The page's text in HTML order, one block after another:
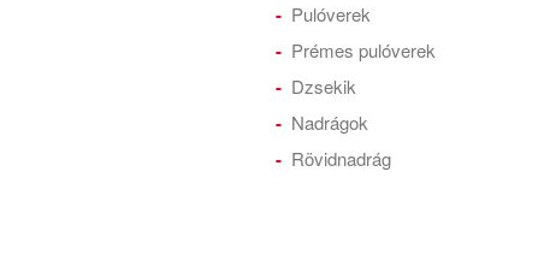
Pulóverek
Prémes pulóverek
Dzsekik
Nadrágok
Rövidnadrág